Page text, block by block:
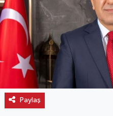
Paylaş
Dodurga
İskilip
Kargı
Laçin
Mecitözü
Son Dakika Haberleri
Haber Arşivi